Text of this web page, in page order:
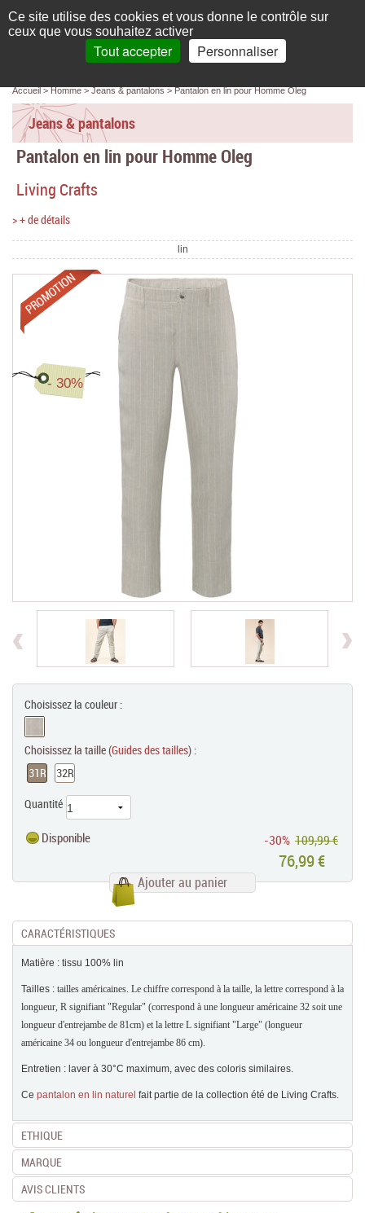
L'élégance au naturel
compte
Français
Recherche
Accueil
Femme
Homme
Bébé & enfant
Chaussures & Sacs
Accessoires
Linge de maison
Marques
Chèques Cadeaux
Accueil Homme Jeans & pantalons Pantalon en lin pour Homme Oleg
Jeans & pantalons
Pantalon en lin pour Homme Oleg
Living Crafts
> + de détails
lin
Promotions
- 30%
Choisissez la couleur :
Choisissez la taille (Guides des tailles) :
31R
32R
Quantité
Disponible -30% 109,99 €
76,99 €
Ajouter au panier
CARACTÉRISTIQUES
Matière : tissu 100% lin
Tailles : tailles américaines. Le chiffre correspond à la taille, la lettre correspond à la
longueur, R signifiant "Regular" (correspond à une longueur américaine 32 soit une
longueur d'entrejambe de 81cm) et la lettre L signifiant "Large" (longueur
américaine 34 ou longueur d'entrejambe 86 cm).
Entretien : laver à 30°C maximum, avec des coloris similaires.
Ce pantalon en lin naturel fait partie de la collection été de Living Crafts.
ETHIQUE
MARQUE
AVIS CLIENTS
Panneau de gestion des cookies
Ce site utilise des cookies et vous donne le contrôle sur
ceux que vous souhaitez activer
Tout accepter Personnaliser